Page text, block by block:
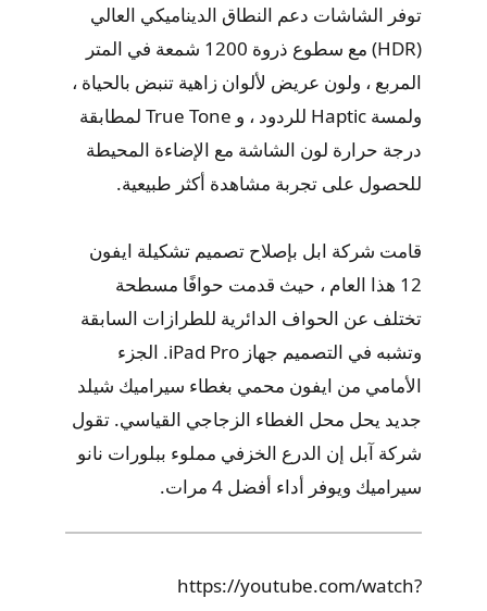
توفر الشاشات دعم النطاق الديناميكي العالي
(HDR) مع سطوع ذروة 1200 شمعة في المتر
المربع ، ولون عريض لألوان زاهية تنبض بالحياة ،
ولمسة Haptic للردود ، و True Tone لمطابقة
درجة حرارة لون الشاشة مع الإضاءة المحيطة
للحصول على تجربة مشاهدة أكثر طبيعية.
قامت شركة ابل بإصلاح تصميم تشكيلة ايفون
12 هذا العام ، حيث قدمت حوافًا مسطحة
تختلف عن الحواف الدائرية للطرازات السابقة
وتشبه في التصميم جهاز iPad Pro. الجزء
الأمامي من ايفون محمي بغطاء سيراميك شيلد
جديد يحل محل الغطاء الزجاجي القياسي. تقول
شركة آبل إن الدرع الخزفي مملوء ببلورات نانو
سيراميك ويوفر أداء أفضل 4 مرات.
https://youtube.com/watch?